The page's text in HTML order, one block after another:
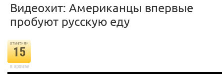
Видеохит: Американцы впервые
пробуют русскую еду
отметили
15
в архиве